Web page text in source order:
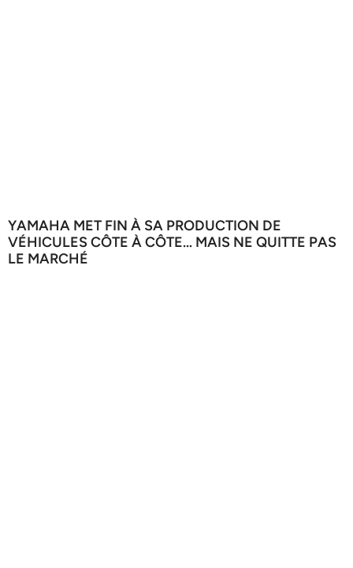
YAMAHA MET FIN À SA PRODUCTION DE
VÉHICULES CÔTE À CÔTE… MAIS NE QUITTE PAS
LE MARCHÉ